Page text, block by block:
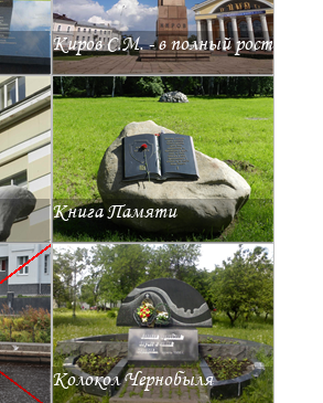
Киров С.М. - в полный рост
Книга Памяти
Колокол Чернобыля